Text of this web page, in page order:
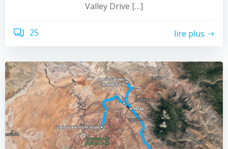
Valley Drive […]
25 lire plus